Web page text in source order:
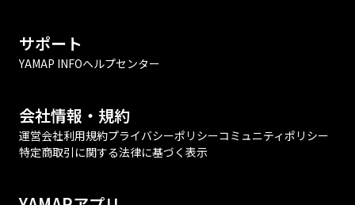
サポート
YAMAP INFOヘルプセンター
会社情報・規約
運営会社利用規約プライバシーポリシーコミュニティポリシー
特定商取引に関する法律に基づく表示